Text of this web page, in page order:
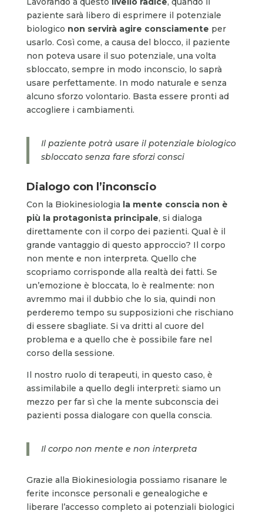
paziente sarà libero di esprimere il potenziale
biologico non servirà agire consciamente per
usarlo. Così come, a causa del blocco, il paziente
non poteva usare il suo potenziale, una volta
sbloccato, sempre in modo inconscio, lo saprà
usare perfettamente. In modo naturale e senza
alcuno sforzo volontario. Basta essere pronti ad
accogliere i cambiamenti.
Il paziente potrà usare il potenziale biologico
sbloccato senza fare sforzi consci
Dialogo con l’inconscio
Con la Biokinesiologia la mente conscia non è
più la protagonista principale, si dialoga
direttamente con il corpo dei pazienti. Qual è il
grande vantaggio di questo approccio? Il corpo
non mente e non interpreta. Quello che
scopriamo corrisponde alla realtà dei fatti. Se
un’emozione è bloccata, lo è realmente: non
avremmo mai il dubbio che lo sia, quindi non
perderemo tempo su supposizioni che rischiano
di essere sbagliate. Si va dritti al cuore del
problema e a quello che è possibile fare nel
corso della sessione.
Il nostro ruolo di terapeuti, in questo caso, è
assimilabile a quello degli interpreti: siamo un
mezzo per far sì che la mente subconscia dei
pazienti possa dialogare con quella conscia.
Il corpo non mente e non interpreta
Grazie alla Biokinesiologia possiamo risanare le
ferite inconsce personali e genealogiche e
liberare l’accesso completo ai potenziali biologici